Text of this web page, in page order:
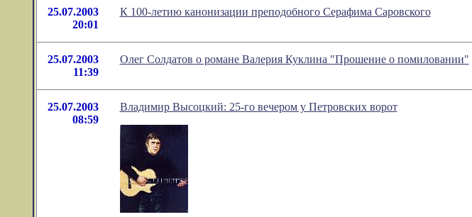
25.07.2003
20:01
К 100-летию канонизации преподобного Серафима Саровского
25.07.2003
11:39
Олег Солдатов о романе Валерия Куклина "Прошение о помиловании"
25.07.2003
08:59
Владимир Высоцкий: 25-го вечером у Петровских ворот